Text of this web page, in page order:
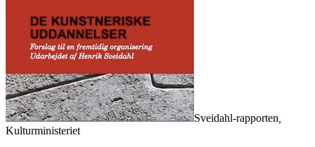
Sveidahl-rapporten
Kulturministeriet